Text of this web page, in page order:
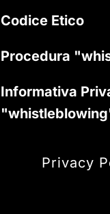
Codice Etico
Procedura
Informativa
Privacy